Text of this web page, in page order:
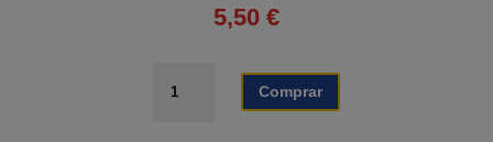
5,50 €
ALIMENTACIONComprar